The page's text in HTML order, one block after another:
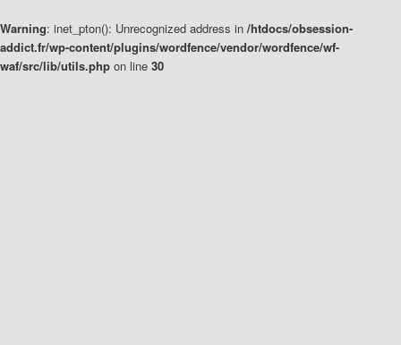
Warning: inet_pton(): Unrecognized address in /htdocs/obsession-
addict.fr/wp-content/plugins/wordfence/vendor/wordfence/wf-
waf/src/lib/utils.php on line 30